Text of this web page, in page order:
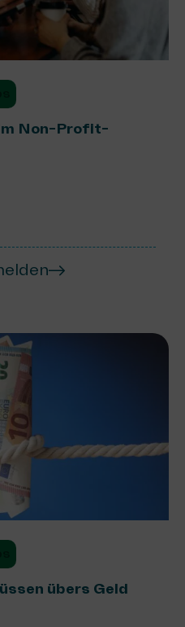
Non-Profit-
übers Geld